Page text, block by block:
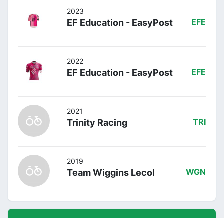
2023
EF Education - EasyPost EFE
2022
EF Education - EasyPost EFE
2021
Trinity Racing TRI
2019
Team Wiggins Lecol WGN